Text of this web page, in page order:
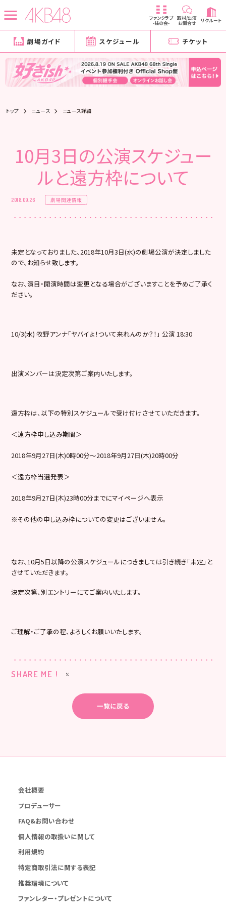
ファンクラブ
-柱の会-
取材/出演
お問合せ リクルート
劇場ガイド スケジュール チケット
トップ ニュース ニュース詳細
10月3日の公演スケジュー
ルと遠方枠について
2018.09.26 劇場関連情報
未定となっておりました、2018年10月3日(水)の劇場公演が決定しました
ので、お知らせ致します。
なお、演目・開演時間は変更となる場合がございますことを予めご了承く
ださい。
10/3(水) 牧野アンナ「ヤバイよ！ついて来れんのか？！」 公演 18:30
出演メンバーは決定次第ご案内いたします。
遠方枠は、以下の特別スケジュールで受け付けさせていただきます。
＜遠方枠申し込み期間＞
2018年9月27日(木)0時00分～2018年9月27日(木)20時00分
＜遠方枠当選発表＞
2018年9月27日(木)23時00分までにマイページへ表示
※その他の申し込み枠についての変更はございません。
なお、10月5日以降の公演スケジュールにつきましては引き続き「未定」と
させていただきます。
決定次第、別エントリーにてご案内いたします。
ご理解・ご了承の程、よろしくお願いいたします。
SHARE ME !
一覧に戻る
会社概要
プロデューサー
FAQ&お問い合わせ
個人情報の取扱いに関して
利用規約
特定商取引法に関する表記
推奨環境について
ファンレター・プレゼントについて